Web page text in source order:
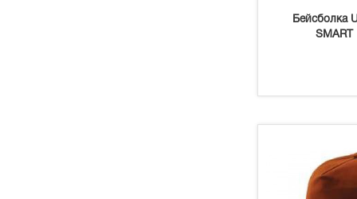
Бейсболка
SMART